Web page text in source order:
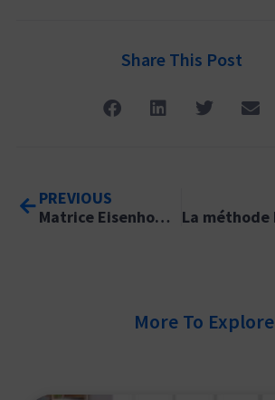
Share This Post
PREVIOUS
Matrice Eisenhower : 12 astuces pour maîtriser votre quotidien
More To Explore